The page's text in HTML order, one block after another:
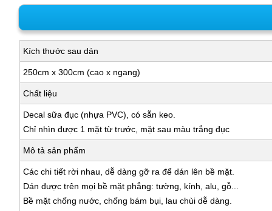
Kích thước sau dán
250cm x 300cm (cao x ngang)
Chất liệu
Decal sữa đục (nhựa PVC), có sẵn keo.
Chỉ nhìn được 1 mặt từ trước, mặt sau màu trắng đục
Mô tả sản phẩm
Các chi tiết rời nhau, dễ dàng gỡ ra để dán lên bề mặt.
Dán được trên mọi bề mặt phẳng: tường, kính, alu, gỗ...
Bề mặt chống nước, chống bám bụi, lau chùi dễ dàng.